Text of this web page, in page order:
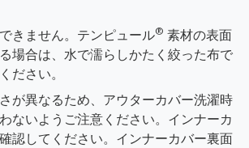
きません。テンピュール® 素材の表面
場合は、水で濡らしかたく絞った布で
ださい。
が異なるため、アウターカバー洗濯時
ないようご注意ください。インナーカ
認してください。インナーカバー裏面